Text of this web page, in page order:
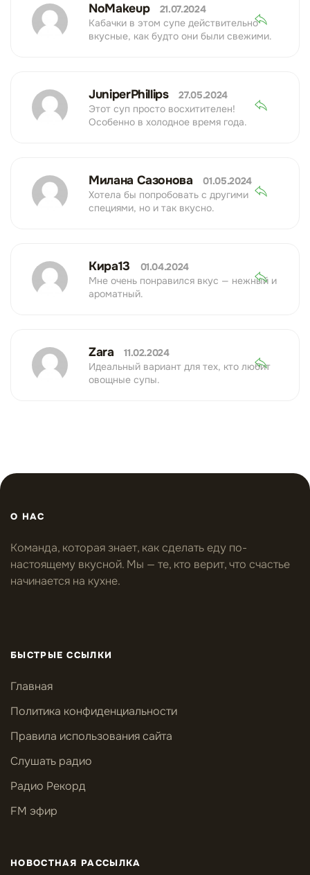
NoMakeup
21.07.2024
Кабачки в этом супе действительно
вкусные, как будто они были свежими.
JuniperPhillips
27.05.2024
Этот суп просто восхитителен!
Особенно в холодное время года.
Милана Сазонова
01.05.2024
Хотела бы попробовать с другими
специями, но и так вкусно.
Кира13
01.04.2024
Мне очень понравился вкус — нежный и
ароматный.
Zara
11.02.2024
Идеальный вариант для тех, кто любит
овощные супы.
О НАС
Команда, которая знает, как сделать еду по-
настоящему вкусной. Мы — те, кто верит, что счастье
начинается на кухне.
БЫСТРЫЕ ССЫЛКИ
Главная
Политика конфиденциальности
Правила использования сайта
Слушать радио
Радио Рекорд
FM эфир
НОВОСТНАЯ РАССЫЛКА